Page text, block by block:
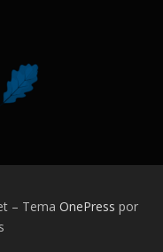
– Tema OnePress por